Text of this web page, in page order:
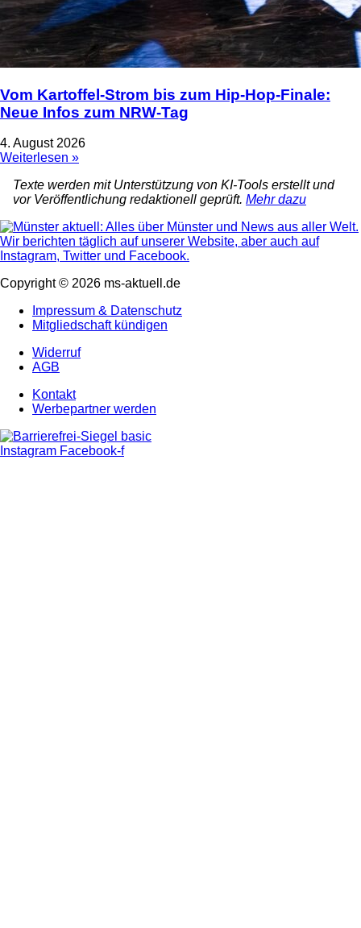
Vom Kartoffel-Strom bis zum Hip-Hop-Finale:
Neue Infos zum NRW-Tag
4. August 2026
Weiterlesen »
Texte werden mit Unterstützung von KI-Tools erstellt und
vor Veröffentlichung redaktionell geprüft. Mehr dazu
Copyright © 2026 ms-aktuell.de
Impressum & Datenschutz
Mitgliedschaft kündigen
Widerruf
AGB
Kontakt
Werbepartner werden
Instagram Facebook-f